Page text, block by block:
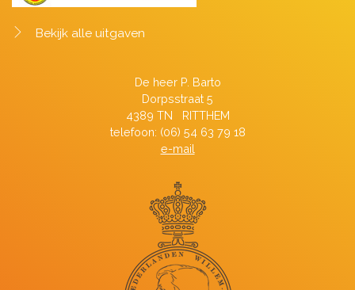
Bekijk alle uitgaven
De heer P. Barto
Dorpsstraat 5
4389 TN RITTHEM
telefoon: (06) 54 63 79 18
e-mail